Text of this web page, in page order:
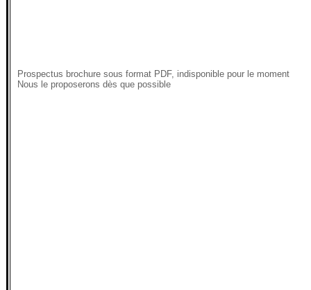
Prospectus brochure sous format PDF, indisponible pour le moment
Nous le proposerons dès que possible